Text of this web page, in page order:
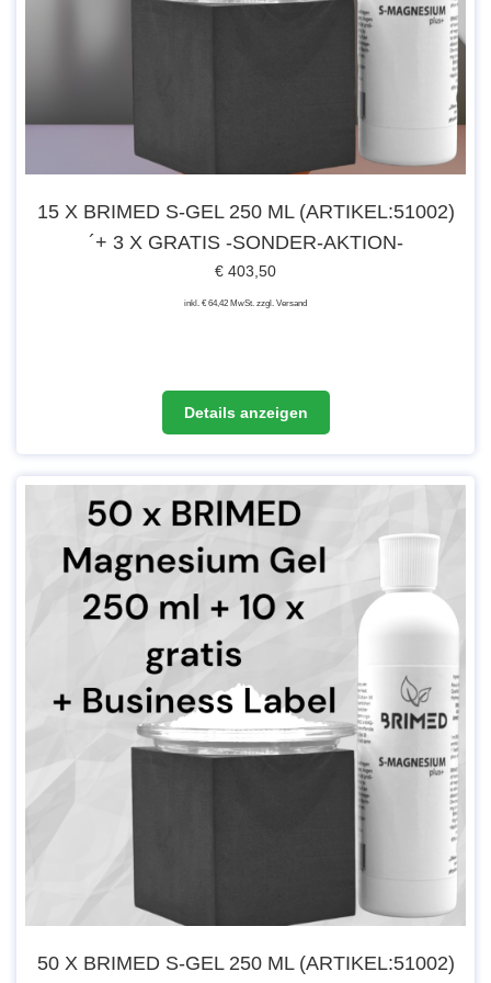
15 Flaschen + 5 Flaschen
(gratis) entspricht
€ (netto)
Flasche zu je 100 ml
15 X BRIMED S-GEL 250 ML (ARTIKEL:51002)
´+ 3 X GRATIS -SONDER-AKTION-
€ 403,50
inkl. € 64,42 MwSt. zzgl. Versand
15 x BRIMED Magnesium Gel 250 ml
(Artikel:51002)´+ 3 x gratis
-Sonder-Aktion-
Artikel.-Nr.: 90025
Empfohlener VK je 250 ml Flasche =
26,90 €
Warenwert Brutto: 18 x 26,90 € =
Einkaufspreis-Brutto: 15 x 26,90 € =
(./. 30 % Sofort-Rabatt) = 121,05 €
Details anzeigen
50 X BRIMED S-GEL 250 ML (ARTIKEL:51002)